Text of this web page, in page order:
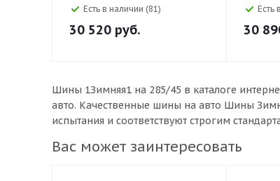
Есть в наличии (81)
30 520 руб.
Есть
30
Шины 1Зимняя1 на 285/45 в каталоге
авто. Качественные шины на авто Шины
испытания и соответствуют строгим
Вас может заинтересовать